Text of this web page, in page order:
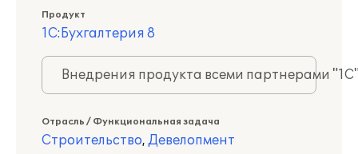
Продукт
1С:Бухгалтерия 8
Внедрения продукта всеми партнерами
Отрасль / Функциональная задача
Строительство, Девелопмент